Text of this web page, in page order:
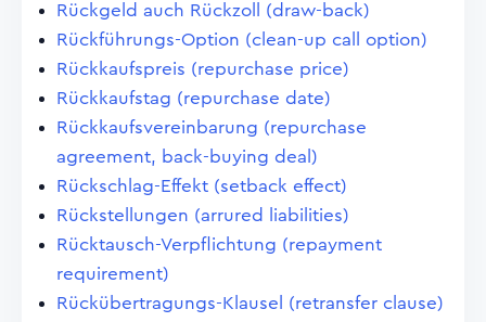
Rückgeld auch Rückzoll (draw-back)
Rückführungs-Option (clean-up call option)
Rückkaufspreis (repurchase price)
Rückkaufstag (repurchase date)
Rückkaufsvereinbarung (repurchase
agreement, back-buying deal)
Rückschlag-Effekt (setback effect)
Rückstellungen (arrured liabilities)
Rücktausch-Verpflichtung (repayment
requirement)
Rückübertragungs-Klausel (retransfer clause)